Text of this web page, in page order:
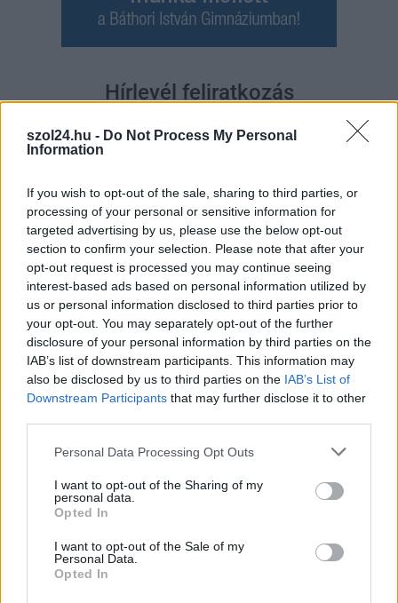
szol24.hu - Do Not Process My Personal
Information
If you wish to opt-out of the sale, sharing to third parties, or
processing of your personal or sensitive information for
targeted advertising by us, please use the below opt-out
section to confirm your selection. Please note that after your
opt-out request is processed you may continue seeing
interest-based ads based on personal information utilized by
us or personal information disclosed to third parties prior to
your opt-out. You may separately opt-out of the further
disclosure of your personal information by third parties on the
IAB’s list of downstream participants. This information may
also be disclosed by us to third parties on the IAB’s List of
Downstream Participants that may further disclose it to other
Please note that this website/app uses one or more Google
not limited to your visit or usage behaviour. You may click to
grant or deny consent to Google and its third-party tags to
use your data for below specified purposes in below Google
consent section.
Personal Data Processing Opt Outs
I want to opt-out of the Sharing of my
personal data.
Opted In
I want to opt-out of the Sale of my
Personal Data.
Opted In
Hírlevél feliratkozás
Adja meg keresztnevét:
Adja
meg e-mail címét:
Nem szeretne lemaradni semmiről? Csak egy kattintás, és hírlevelünk a
legfrissebb információkkal és exkluzív tartalmakkal hétről hétre
postaládájába érkezik!
A SZOL24 legfrissebb 24 cikke
Óriási, több mint két méteres harcsát fogott a Tiszán a 13 éves
Hétfőn kezdik, csütörtökön végeznek – lezárás miatt
egyik Jász-Nagykun-Szolnok megyei vasútvonalon
Visszaszámlálás indul: -1, 0, Sziget!
Magyarország jobban látszik közelről – heti médiaszemle a
független helyi sajtóból